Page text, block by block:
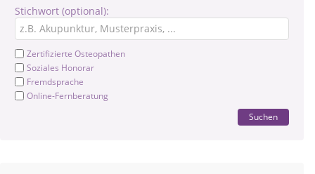
Stichwort (optional):
Zertifizierte Osteopathen
Soziales Honorar
Fremdsprache
Online-Fernberatung
Suchen